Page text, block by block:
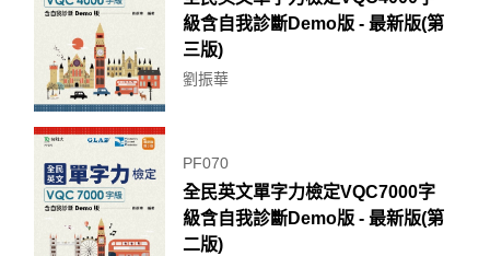
級含自我診斷Demo版 - 最新版(第
三版)
劉振華
PF070
全民英文單字力檢定VQC7000字
級含自我診斷Demo版 - 最新版(第
二版)